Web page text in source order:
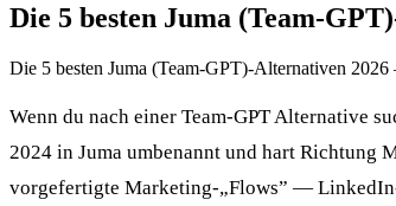
Select language
Die 5 besten Juma (Team-
Die 5 besten Juma (Team-GPT)-Alternativen
Wenn du nach einer Team-GPT Alternative
2024 in Juma umbenannt und hart Richtung
vorgefertigte Marketing-„Flows” —